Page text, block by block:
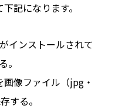
記になります。
インストールされて
。
像ファイル（jpg・
する。